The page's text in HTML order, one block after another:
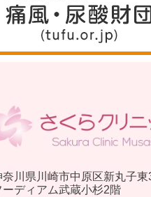
奈川県川崎市中原区新丸子
ーディアム武蔵小杉2階